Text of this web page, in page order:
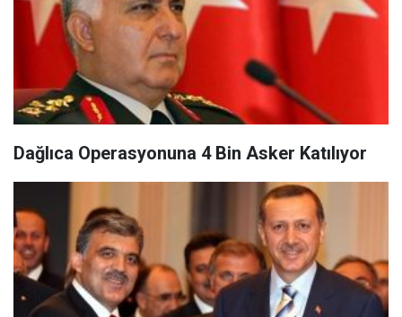
Dağlıca Operasyonuna 4 Bin Asker Katılıyor